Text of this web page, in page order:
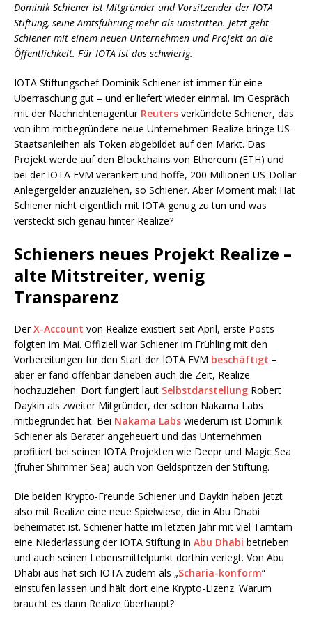
Dominik Schiener ist Mitgründer und Vorsitzender der IOTA
Stiftung, seine Amtsführung mehr als umstritten. Jetzt geht
Schiener mit einem neuen Unternehmen und Projekt an die
Öffentlichkeit. Für IOTA ist das schwierig.
IOTA Stiftungschef Dominik Schiener ist immer für eine
Überraschung gut – und er liefert wieder einmal. Im Gespräch
mit der Nachrichtenagentur Reuters verkündete Schiener, das
von ihm mitbegründete neue Unternehmen Realize bringe US-
Staatsanleihen als Token abgebildet auf den Markt. Das
Projekt werde auf den Blockchains von Ethereum (ETH) und
bei der IOTA EVM verankert und hoffe, 200 Millionen US-Dollar
Anlegergelder anzuziehen, so Schiener. Aber Moment mal: Hat
Schiener nicht eigentlich mit IOTA genug zu tun und was
versteckt sich genau hinter Realize?
Schieners neues Projekt Realize –
alte Mitstreiter, wenig
Transparenz
DerX-Account von Realize existiert seit April, erste Posts
folgten im Mai. Offiziell war Schiener im Frühling mit den
Vorbereitungen für den Start der IOTA EVM beschäftigt –
aber er fand offenbar daneben auch die Zeit, Realize
hochzuziehen. Dort fungiert laut Selbstdarstellung Robert
Daykin als zweiter Mitgründer, der schon Nakama Labs
mitbegründet hat. Bei Nakama Labs wiederum ist Dominik
Schiener als Berater angeheuert und das Unternehmen
profitiert bei seinen IOTA Projekten wie Deepr und Magic Sea
(früher Shimmer Sea) auch von Geldspritzen der Stiftung.
Die beiden Krypto-Freunde Schiener und Daykin haben jetzt
also mit Realize eine neue Spielwiese, die in Abu Dhabi
beheimatet ist. Schiener hatte im letzten Jahr mit viel Tamtam
eine Niederlassung der IOTA Stiftung in Abu Dhabi betrieben
und auch seinen Lebensmittelpunkt dorthin verlegt. Von Abu
Dhabi aus hat sich IOTA zudem als „Scharia-konform“
einstufen lassen und hält dort eine Krypto-Lizenz. Warum
braucht es dann Realize überhaupt?